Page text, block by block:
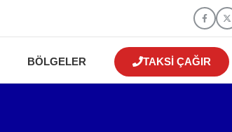
BÖLGELER TAKSI ÇAĞIR